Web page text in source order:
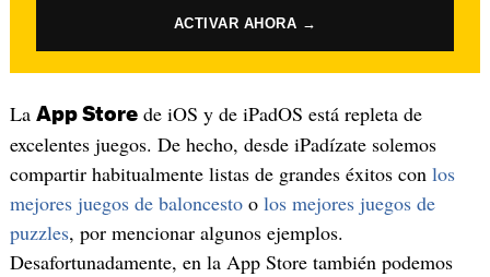
ACTIVAR AHORA →
La App Storede iOS y de iPadOS está repleta de
excelentes juegos. De hecho, desde iPadízate solemos
compartir habitualmente listas de grandes éxitos con los
mejores juegos de baloncestoo los mejores juegos de
puzzles, por mencionar algunos ejemplos.
Desafortunadamente, en la App Store también podemos